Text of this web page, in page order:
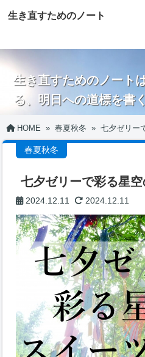
生き直すためのノート
生き直すためのノート
る、明日への道標を書
HOME » 春夏秋冬 » 七夕ゼリー
春夏秋冬
七夕ゼリーで彩る星
2024.12.11 2024.12.11